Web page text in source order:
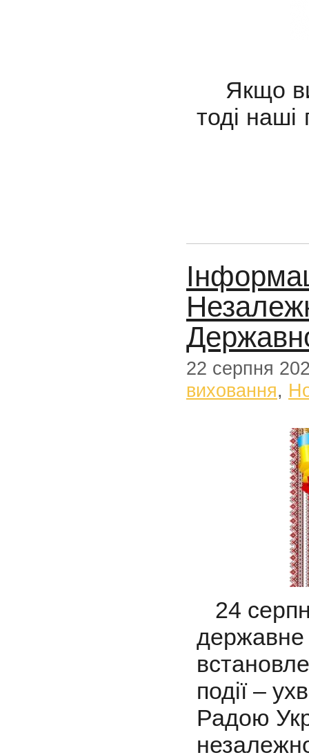
Якщо ви
тоді
22 серпня
виховання,
24
державне
події –
Радою